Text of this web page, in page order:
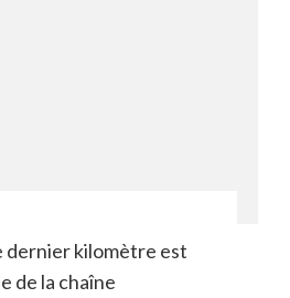
dernier kilomètre est
de la chaîne